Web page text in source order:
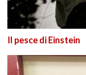
Il pesce di Einstein